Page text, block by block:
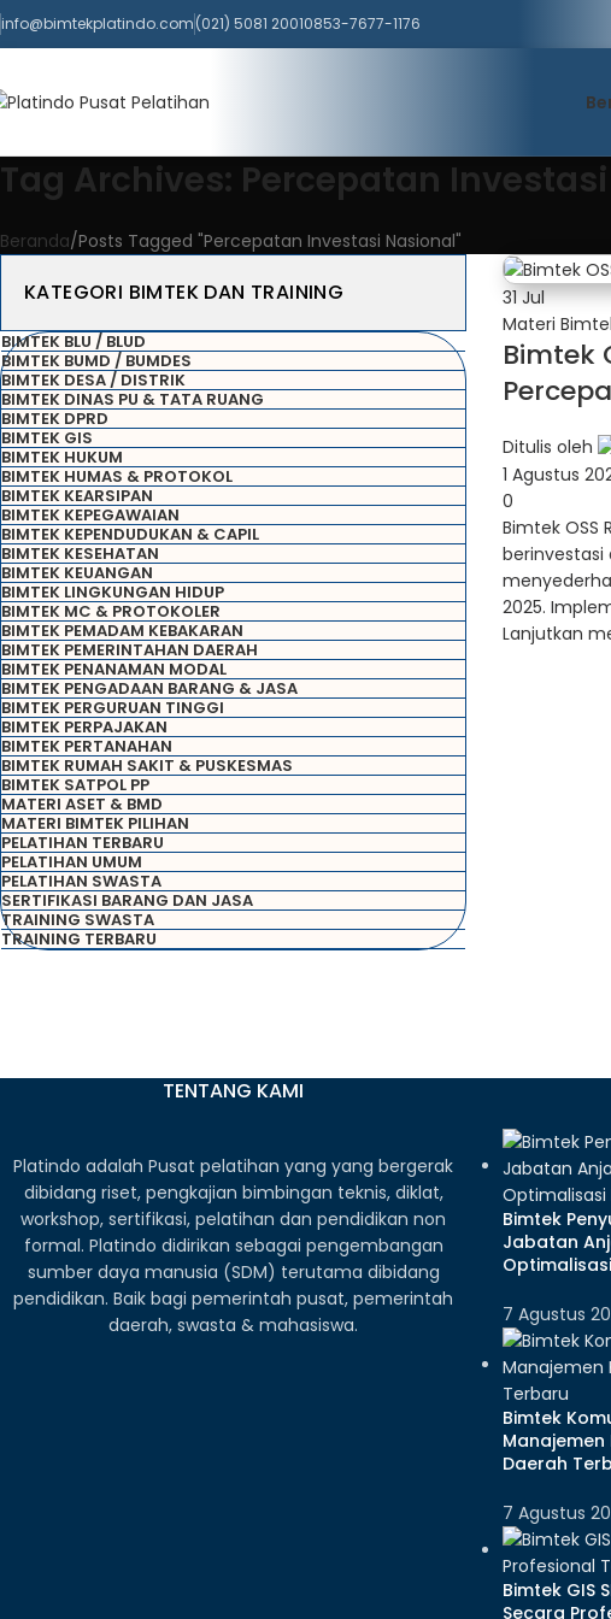
info@bimtekplatindo.com(021) 5081 20010853-7677-1176
Tag Archives: Percepatan
Beranda Posts Tagged "Percepatan Investasi Nasional"
KATEGORI BIMTEK DAN TRAINING
BIMTEK BLU / BLUD
BIMTEK BUMD / BUMDES
BIMTEK DESA / DISTRIK
BIMTEK DINAS PU & TATA RUANG
BIMTEK DPRD
BIMTEK GIS
BIMTEK HUKUM
BIMTEK HUMAS & PROTOKOL
BIMTEK KEARSIPAN
BIMTEK KEPEGAWAIAN
BIMTEK KEPENDUDUKAN & CAPIL
BIMTEK KESEHATAN
BIMTEK KEUANGAN
BIMTEK LINGKUNGAN HIDUP
BIMTEK MC & PROTOKOLER
BIMTEK PEMADAM KEBAKARAN
BIMTEK PEMERINTAHAN DAERAH
BIMTEK PENANAMAN MODAL
BIMTEK PENGADAAN BARANG & JASA
BIMTEK PERGURUAN TINGGI
BIMTEK PERPAJAKAN
BIMTEK PERTANAHAN
BIMTEK RUMAH SAKIT & PUSKESMAS
BIMTEK SATPOL PP
MATERI ASET & BMD
MATERI BIMTEK PILIHAN
PELATIHAN TERBARU
PELATIHAN UMUM
PELATIHAN SWASTA
SERTIFIKASI BARANG DAN JASA
TRAINING SWASTA
TRAINING TERBARU
31Jul
Materi
Bimtek
Ditulis oleh
1 Agustus
0
Bimtek OSS
2025.
Lanjutkan
TENTANG KAMI
Platindo adalah Pusat pelatihan yang yang bergerak
dibidang riset, pengkajian bimbingan teknis, diklat,
workshop, sertifikasi, pelatihan dan pendidikan non
formal. Platindo didirikan sebagai pengembangan
sumber daya manusia (SDM) terutama dibidang
pendidikan. Baik bagi pemerintah pusat, pemerintah
daerah, swasta & mahasiswa.
Bimtek
Jabatan
7 Agustus
Bimtek
Manajemen
Daerah
7 Agustus
Bimtek GIS
Secara